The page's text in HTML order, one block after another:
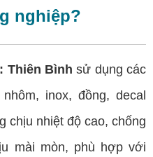
nghiệp?
Thiên Bình sử dụng các
inox, đồng, decal
chịu nhiệt độ cao, chống
mài mòn, phù hợp với